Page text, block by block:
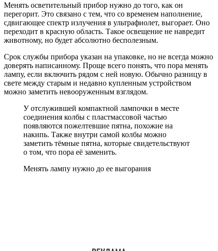
Менять осветительный прибор нужно до того, как он
перегорит. Это связано с тем, что со временем наполнение,
сдвигающее спектр излучения в ультрафиолет, выгорает. Оно
переходит в красную область. Такое освещение не навредит
животному, но будет абсолютно бесполезным.
Срок службы прибора указан на упаковке, но не всегда можно
доверять написанному. Проще всего понять, что пора менять
лампу, если включить рядом с ней новую. Обычно разницу в
свете между старым и недавно купленным устройством
можно заметить невооруженным взглядом.
У отслужившей компактной лампочки в месте
соединения колбы с пластмассовой частью
появляются пожелтевшие пятна, похожие на
накипь. Также внутри самой колбы можно
заметить тёмные пятна, которые свидетельствуют
о том, что пора её заменить.
Менять лампу нужно до ее выгорания